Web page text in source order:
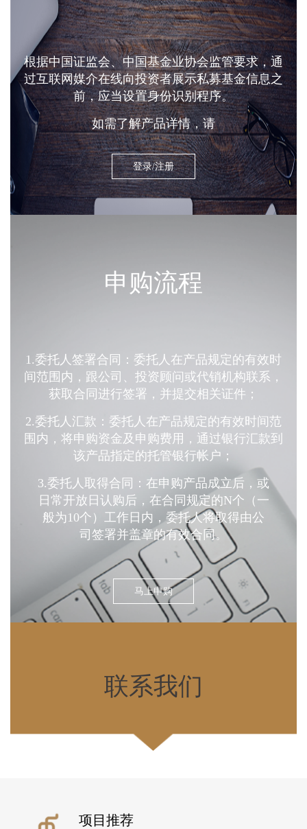
根据中国证监会、中国基金业协会监管要求，通
过互联网媒介在线向投资者展示私募基金信息之
前，应当设置身份识别程序。
如需了解产品详情，请
登录/注册
申购流程
1.委托人签署合同：委托人在产品规定的有效时
间范围内，跟公司、投资顾问或代销机构联系，
获取合同进行签署，并提交相关证件；
2.委托人汇款：委托人在产品规定的有效时间范
围内，将申购资金及申购费用，通过银行汇款到
该产品指定的托管银行帐户；
3.委托人取得合同：在申购产品成立后，或
日常开放日认购后，在合同规定的N个（一
般为10个）工作日内，委托人将取得由公
司签署并盖章的有效合同。
马上申购
联系我们
项目推荐